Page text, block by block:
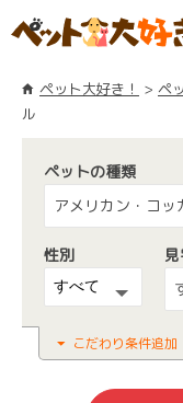
ペット大好き！ ペ
ル
ペットの種類
アメリカン・コ
性別
こだわり条件追加